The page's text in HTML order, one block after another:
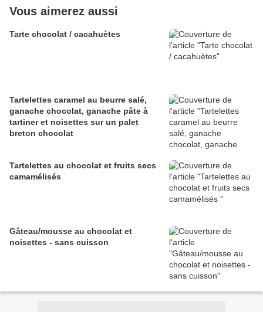
Vous aimerez aussi
Tarte chocolat / cacahuètes
Tartelettes caramel au beurre salé,
ganache chocolat, ganache pâte à
tartiner et noisettes sur un palet
breton chocolat
Tartelettes au chocolat et fruits secs
camamélisés
Gâteau/mousse au chocolat et
noisettes - sans cuisson